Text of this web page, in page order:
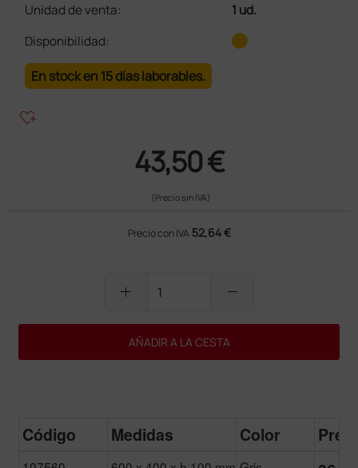
Unidad de venta:
1 ud.
Disponibilidad:
En stock en 15 días laborables.
heart_plus
43,50 €
(Precio sin IVA)
Precio con IVA 52,64 €
add remove
AÑADIR A LA CESTA
Código Medidas Color